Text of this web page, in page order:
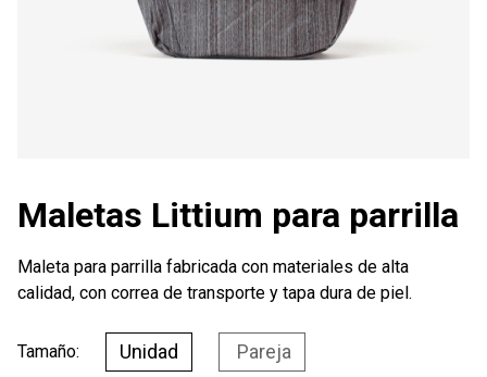
Maletas Littium para parrilla
Maleta para parrilla fabricada con materiales de alta
calidad, con correa de transporte y tapa dura de piel.
Tamaño: Unidad Pareja